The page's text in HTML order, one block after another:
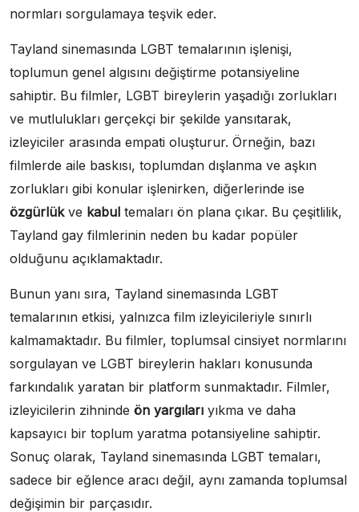
normları sorgulamaya teşvik eder.
Tayland sinemasında LGBT temalarının işlenişi,
toplumun genel algısını değiştirme potansiyeline
sahiptir. Bu filmler, LGBT bireylerin yaşadığı zorlukları
ve mutlulukları gerçekçi bir şekilde yansıtarak,
izleyiciler arasında empati oluşturur. Örneğin, bazı
filmlerde aile baskısı, toplumdan dışlanma ve aşkın
zorlukları gibi konular işlenirken, diğerlerinde ise
özgürlükve kabul temaları ön plana çıkar. Bu çeşitlilik,
Tayland gay filmlerinin neden bu kadar popüler
olduğunu açıklamaktadır.
Bunun yanı sıra, Tayland sinemasında LGBT
temalarının etkisi, yalnızca film izleyicileriyle sınırlı
kalmamaktadır. Bu filmler, toplumsal cinsiyet normlarını
sorgulayan ve LGBT bireylerin hakları konusunda
farkındalık yaratan bir platform sunmaktadır. Filmler,
izleyicilerin zihninde ön yargıları yıkma ve daha
kapsayıcı bir toplum yaratma potansiyeline sahiptir.
Sonuç olarak, Tayland sinemasında LGBT temaları,
sadece bir eğlence aracı değil, aynı zamanda toplumsal
değişimin bir parçasıdır.